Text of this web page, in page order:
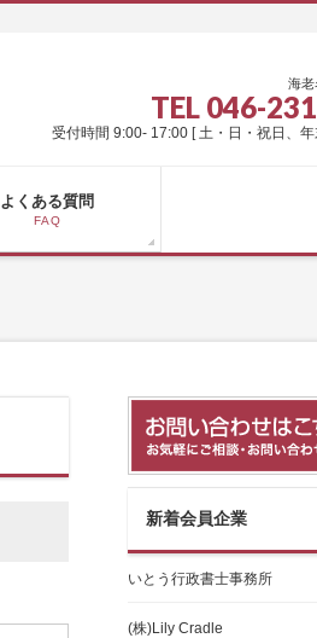
海老
TEL 046-
受付時間 9:00- 17:00 [ 土・日・祝日、
よくある質問
FAQ
新着会員企業
いとう行政書士事務所
(株)Lily Cradle